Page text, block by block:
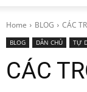
Home BLOG CÁC
BLOG DÂN CHỦ TỰ
CÁC